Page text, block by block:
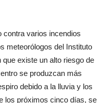
contra varios incendios
meteorólogos del Instituto
existe un alto riesgo de
se produzcan más
debido a la lluvia y los
los próximos cinco días, se